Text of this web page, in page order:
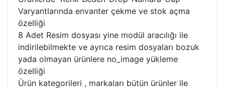
Varyantlarında envanter çekme ve stok açma
özelliği
8 Adet Resim dosyası yine modül aracılığı ile
indirilebilmekte ve ayrıca resim dosyaları bozuk
yada olmayan ürünlere no_image yükleme
özelliği
Ürün kategorileri , markaları bütün ürünler ile